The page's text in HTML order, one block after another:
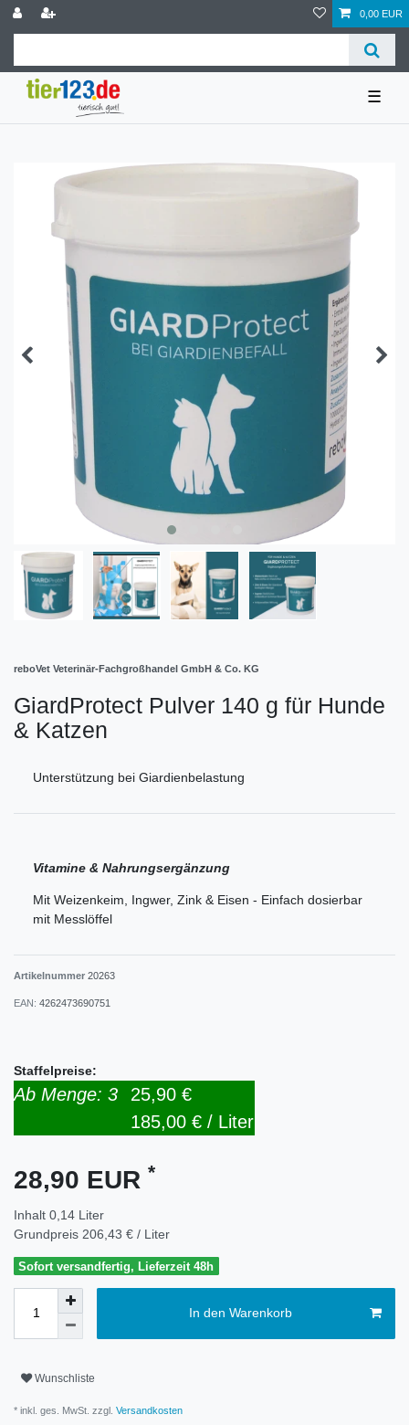
0,00 EUR
☰
reboVet Veterinär-Fachgroßhandel GmbH & Co. KG
GiardProtect Pulver 140 g für Hunde
& Katzen
Unterstützung bei Giardienbelastung
Vitamine & Nahrungsergänzung
Mit Weizenkeim, Ingwer, Zink & Eisen - Einfach dosierbar
mit Messlöffel
Artikelnummer 20263
EAN: 4262473690751
Staffelpreise:
Ab Menge: 3
25,90 €
185,00 € / Liter
28,90 EUR *
Inhalt 0,14 Liter
Grundpreis 206,43 € / Liter
Sofort versandfertig, Lieferzeit 48h
In den Warenkorb
Wunschliste
* inkl. ges. MwSt. zzgl. Versandkosten